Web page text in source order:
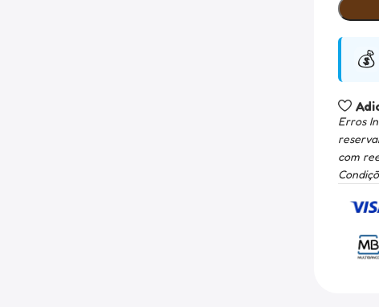
💰
Erros
com